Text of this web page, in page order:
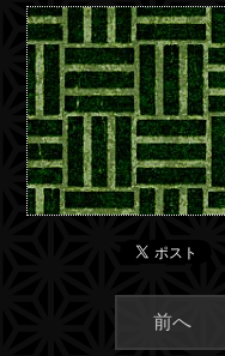
前へ